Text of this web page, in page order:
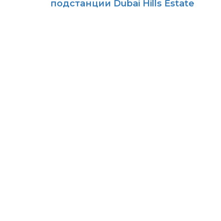
подстанции Dubai Hills Estate